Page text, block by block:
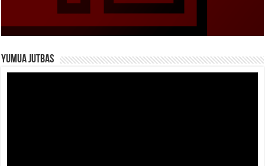
Yumua Jutbas